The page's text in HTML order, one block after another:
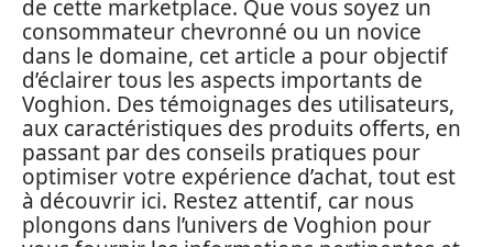
de cette marketplace. Que vous soyez un
consommateur chevronné ou un novice
dans le domaine, cet article a pour objectif
d’éclairer tous les aspects importants de
Voghion. Des témoignages des utilisateurs,
aux caractéristiques des produits offerts, en
passant par des conseils pratiques pour
optimiser votre expérience d’achat, tout est
à découvrir ici. Restez attentif, car nous
plongons dans l’univers de Voghion pour